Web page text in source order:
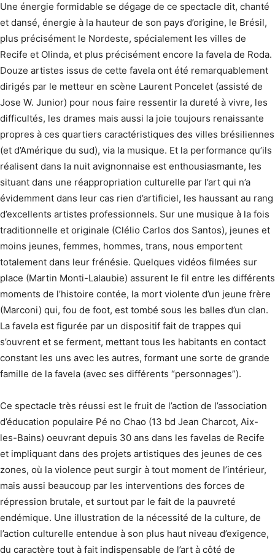
Une énergie formidable se dégage de ce spectacle dit, chanté
et dansé, énergie à la hauteur de son pays d’origine, le Brésil,
plus précisément le Nordeste, spécialement les villes de
Recife et Olinda, et plus précisément encore la favela de Roda.
Douze artistes issus de cette favela ont été remarquablement
dirigés par le metteur en scène Laurent Poncelet (assisté de
Jose W. Junior) pour nous faire ressentir la dureté à vivre, les
difficultés, les drames mais aussi la joie toujours renaissante
propres à ces quartiers caractéristiques des villes brésiliennes
(et d’Amérique du sud), via la musique. Et la performance qu’ils
réalisent dans la nuit avignonnaise est enthousiasmante, les
situant dans une réappropriation culturelle par l’art qui n’a
évidemment dans leur cas rien d’artificiel, les haussant au rang
d’excellents artistes professionnels. Sur une musique à la fois
traditionnelle et originale (Clélio Carlos dos Santos), jeunes et
moins jeunes, femmes, hommes, trans, nous emportent
totalement dans leur frénésie. Quelques vidéos filmées sur
place (Martin Monti-Lalaubie) assurent le fil entre les différents
moments de l’histoire contée, la mort violente d’un jeune frère
(Marconi) qui, fou de foot, est tombé sous les balles d’un clan.
La favela est figurée par un dispositif fait de trappes qui
s’ouvrent et se ferment, mettant tous les habitants en contact
constant les uns avec les autres, formant une sorte de grande
famille de la favela (avec ses différents “personnages”).
Ce spectacle très réussi est le fruit de l’action de l’association
d’éducation populaire Pé no Chao (13 bd Jean Charcot, Aix-
les-Bains) oeuvrant depuis 30 ans dans les favelas de Recife
et impliquant dans des projets artistiques des jeunes de ces
zones, où la violence peut surgir à tout moment de l’intérieur,
mais aussi beaucoup par les interventions des forces de
répression brutale, et surtout par le fait de la pauvreté
endémique. Une illustration de la nécessité de la culture, de
l’action culturelle entendue à son plus haut niveau d’exigence,
du caractère tout à fait indispensable de l’art à côté de